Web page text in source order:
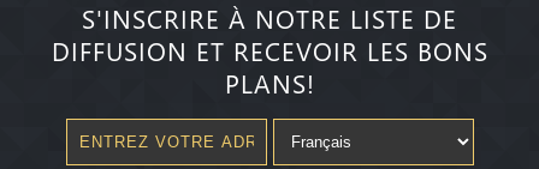
S'INSCRIRE À NOTRE LISTE DE
DIFFUSION ET RECEVOIR LES BONS
PLANS!